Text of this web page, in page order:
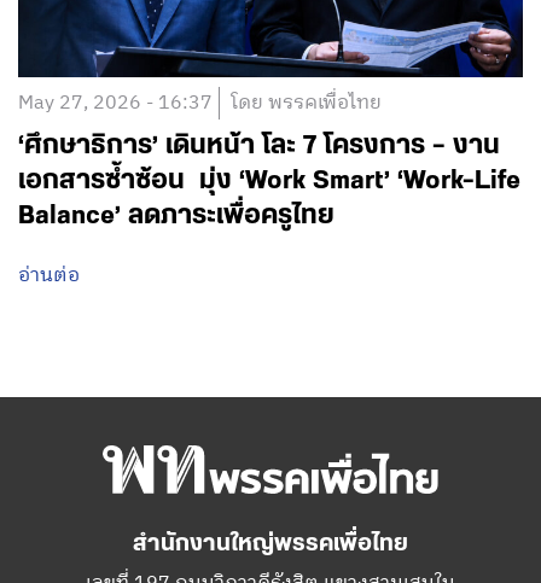
May 27, 2026 - 16:37 โดย พรรคเพื่อไทย
‘ศึกษาธิการ’ เดินหน้า โละ 7 โครงการ – งาน
เอกสารซ้ำซ้อน มุ่ง ‘Work Smart’ ‘Work-Life
Balance’ ลดภาระเพื่อครูไทย
อ่านต่อ
สำนักงานใหญ่พรรคเพื่อไทย